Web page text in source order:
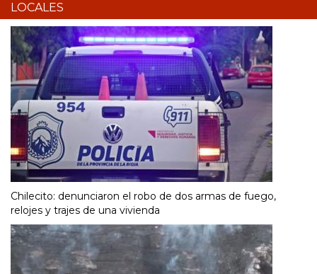
LOCALES
Chilecito: denunciaron el robo de dos armas de fuego,
relojes y trajes de una vivienda